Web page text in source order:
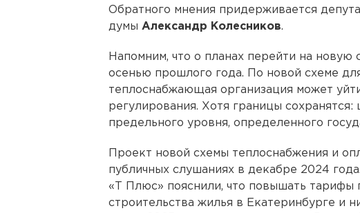
Обратного мнения придерживается
думы Александр Колесников.
Напомним, что о планах перейти на новую
осенью прошлого года. По новой схеме
теплоснабжающая организация может
регулирования. Хотя границы
предельного уровня, определенного
Проект новой схемы теплоснабжения и
публичных слушаниях в декабре 2024
«Т Плюс» пояснили, что повышать тарифы
строительства жилья в Екатеринбурге и